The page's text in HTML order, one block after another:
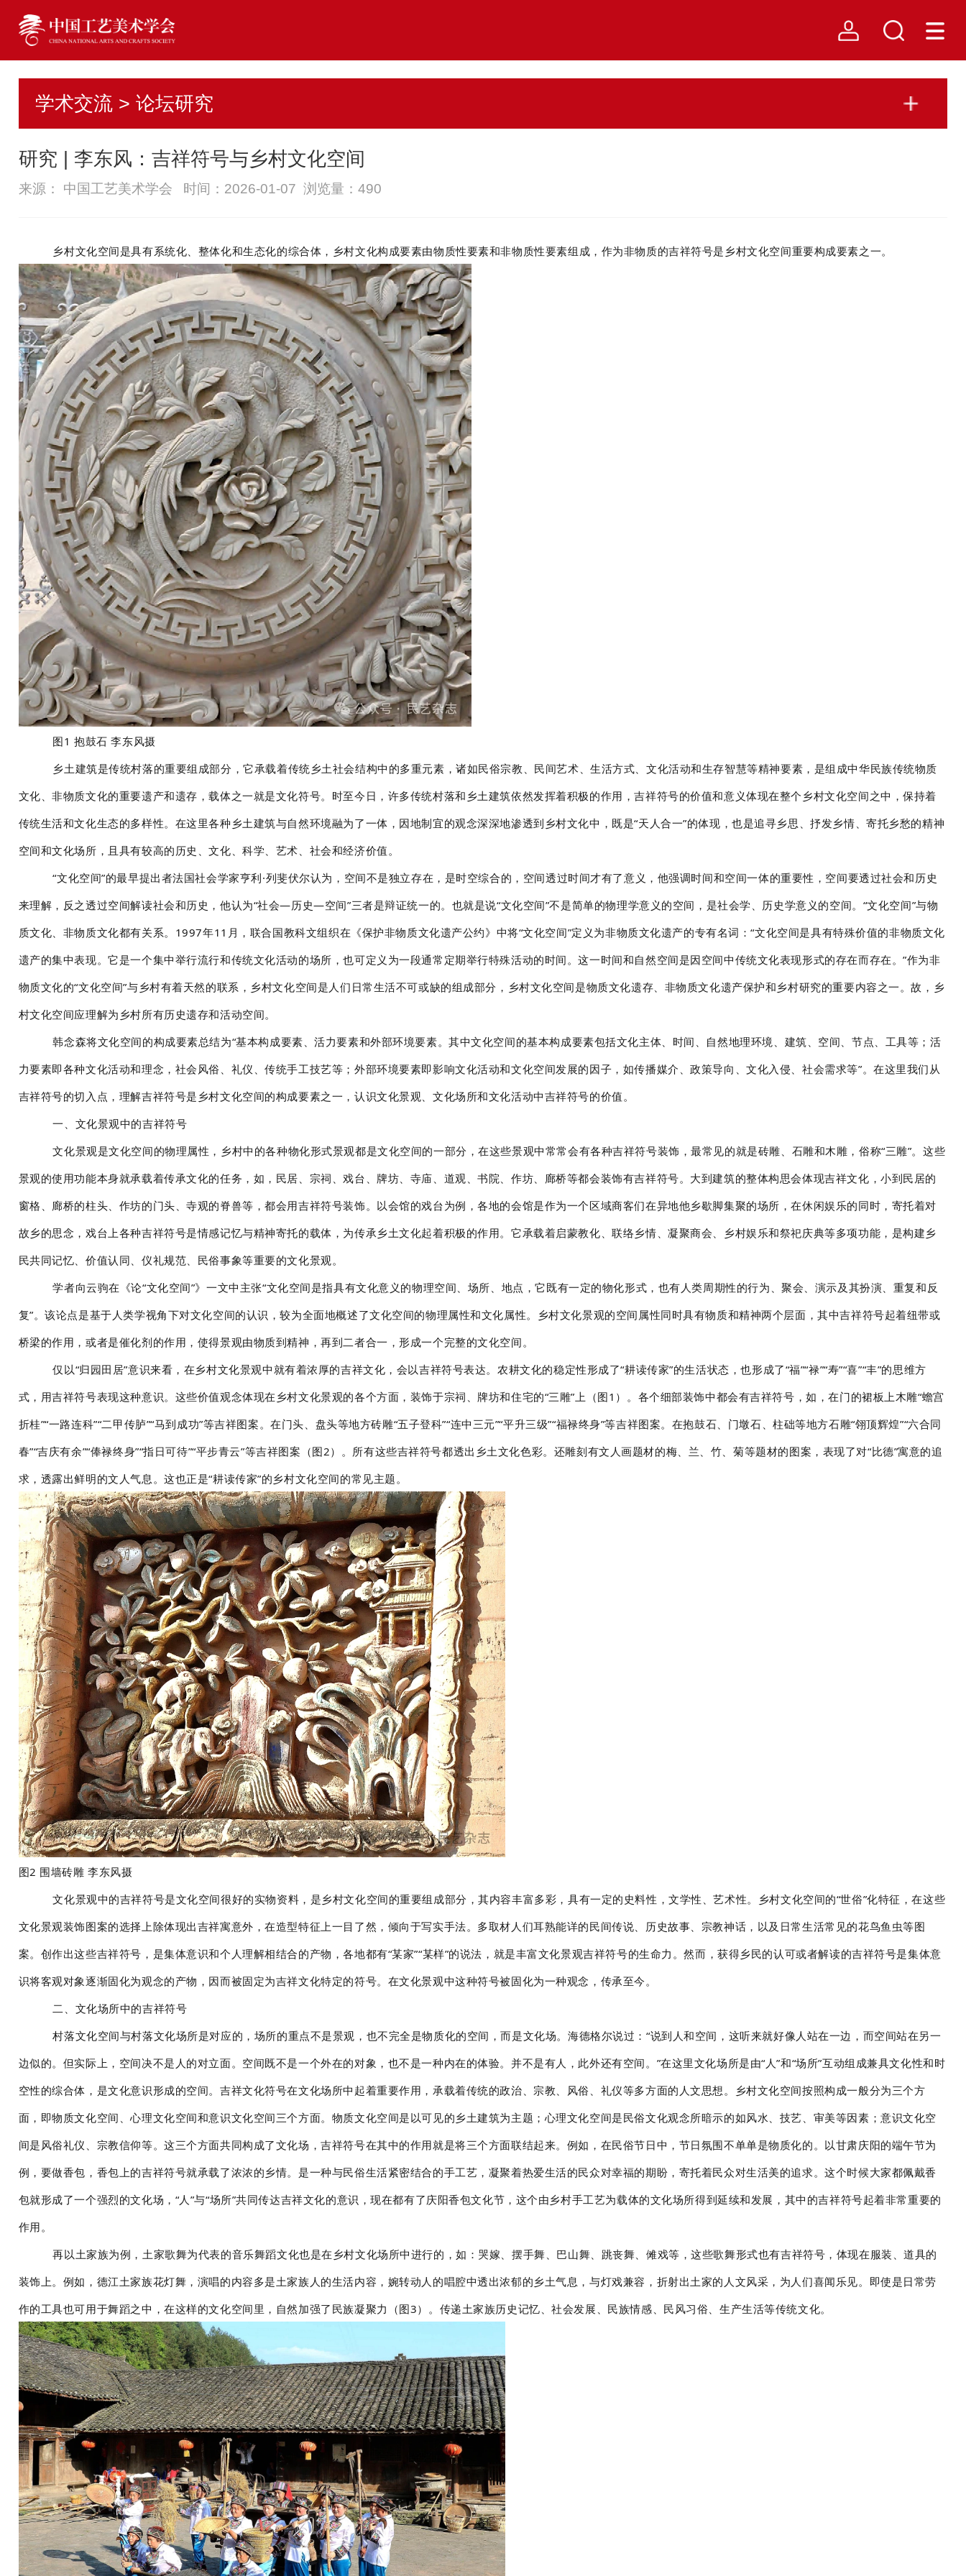
学术交流 > 论坛研究
研究 | 李东风：吉祥符号与乡村文化空间
来源： 中国工艺美术学会 时间：2026-01-07 浏览量： 490
乡村文化空间是具有系统化、整体化和生态化的综合体，乡村文化构成要素由物质性要素和非物质性要素组成，作为非物质的吉祥符号是乡村文化空间重要构成要素之一。
图1 抱鼓石 李东风摄
乡土建筑是传统村落的重要组成部分，它承载着传统乡土社会结构中的多重元素，诸如民俗宗教、民间艺术、生活方式、文化活动和生存智慧等精神要素，是组成中华民族传统物质
文化、非物质文化的重要遗产和遗存，载体之一就是文化符号。时至今日，许多传统村落和乡土建筑依然发挥着积极的作用，吉祥符号的价值和意义体现在整个乡村文化空间之中，保持着
传统生活和文化生态的多样性。在这里各种乡土建筑与自然环境融为了一体，因地制宜的观念深深地渗透到乡村文化中，既是“天人合一”的体现，也是追寻乡思、抒发乡情、寄托乡愁的精神
空间和文化场所，且具有较高的历史、文化、科学、艺术、社会和经济价值。
“文化空间”的最早提出者法国社会学家亨利·列斐伏尔认为，空间不是独立存在，是时空综合的，空间透过时间才有了意义，他强调时间和空间一体的重要性，空间要透过社会和历史
来理解，反之透过空间解读社会和历史，他认为“社会—历史—空间”三者是辩证统一的。也就是说“文化空间”不是简单的物理学意义的空间，是社会学、历史学意义的空间。“文化空间”与物
质文化、非物质文化都有关系。1997年11月，联合国教科文组织在《保护非物质文化遗产公约》中将“文化空间”定义为非物质文化遗产的专有名词：“文化空间是具有特殊价值的非物质文化
遗产的集中表现。它是一个集中举行流行和传统文化活动的场所，也可定义为一段通常定期举行特殊活动的时间。这一时间和自然空间是因空间中传统文化表现形式的存在而存在。”作为非
物质文化的“文化空间”与乡村有着天然的联系，乡村文化空间是人们日常生活不可或缺的组成部分，乡村文化空间是物质文化遗存、非物质文化遗产保护和乡村研究的重要内容之一。故，乡
村文化空间应理解为乡村所有历史遗存和活动空间。
韩念森将文化空间的构成要素总结为“基本构成要素、活力要素和外部环境要素。其中文化空间的基本构成要素包括文化主体、时间、自然地理环境、建筑、空间、节点、工具等；活
力要素即各种文化活动和理念，社会风俗、礼仪、传统手工技艺等；外部环境要素即影响文化活动和文化空间发展的因子，如传播媒介、政策导向、文化入侵、社会需求等”。在这里我们从
吉祥符号的切入点，理解吉祥符号是乡村文化空间的构成要素之一，认识文化景观、文化场所和文化活动中吉祥符号的价值。
一、文化景观中的吉祥符号
文化景观是文化空间的物理属性，乡村中的各种物化形式景观都是文化空间的一部分，在这些景观中常常会有各种吉祥符号装饰，最常见的就是砖雕、石雕和木雕，俗称“三雕”。这些
景观的使用功能本身就承载着传承文化的任务，如，民居、宗祠、戏台、牌坊、寺庙、道观、书院、作坊、廊桥等都会装饰有吉祥符号。大到建筑的整体构思会体现吉祥文化，小到民居的
窗格、廊桥的柱头、作坊的门头、寺观的脊兽等，都会用吉祥符号装饰。以会馆的戏台为例，各地的会馆是作为一个区域商客们在异地他乡歇脚集聚的场所，在休闲娱乐的同时，寄托着对
故乡的思念，戏台上各种吉祥符号是情感记忆与精神寄托的载体，为传承乡土文化起着积极的作用。它承载着启蒙教化、联络乡情、凝聚商会、乡村娱乐和祭祀庆典等多项功能，是构建乡
民共同记忆、价值认同、仪礼规范、民俗事象等重要的文化景观。
学者向云驹在《论“文化空间”》一文中主张“文化空间是指具有文化意义的物理空间、场所、地点，它既有一定的物化形式，也有人类周期性的行为、聚会、演示及其扮演、重复和反
复”。该论点是基于人类学视角下对文化空间的认识，较为全面地概述了文化空间的物理属性和文化属性。乡村文化景观的空间属性同时具有物质和精神两个层面，其中吉祥符号起着纽带或
桥梁的作用，或者是催化剂的作用，使得景观由物质到精神，再到二者合一，形成一个完整的文化空间。
仅以“归园田居”意识来看，在乡村文化景观中就有着浓厚的吉祥文化，会以吉祥符号表达。农耕文化的稳定性形成了“耕读传家”的生活状态，也形成了“福”“禄”“寿”“喜”“丰”的思维方
式，用吉祥符号表现这种意识。这些价值观念体现在乡村文化景观的各个方面，装饰于宗祠、牌坊和住宅的“三雕”上（图1） 。 各个细部装饰中都会有吉祥符号，如，在门的裙板上木雕“蟾宫
折桂”“一路连科”“二甲传胪”“马到成功”等吉祥图案。在门头、盘头等地方砖雕“五子登科”“连中三元”“平升三级”“福禄终身”等吉祥图案。在抱鼓石、门墩石、柱础等地方石雕“翎顶辉煌”“六合同
春”“吉庆有余”“俸禄终身”“指日可待”“平步青云”等吉祥图案 （图2） 。所有这些吉祥符号都透出乡土文化色彩。还雕刻有文人画题材的梅、兰、竹、菊等题材的图案，表现了对“比德”寓意的追
求，透露出鲜明的文人气息。这也正是“耕读传家”的乡村文化空间的常见主题。
图2 围墙砖雕 李东风摄
文化景观中的吉祥符号是文化空间很好的实物资料，是乡村文化空间的重要组成部分，其内容丰富多彩，具有一定的史料性，文学性、艺术性。乡村文化空间的“世俗”化特征，在这些
文化景观装饰图案的选择上除体现出吉祥寓意外，在造型特征上一目了然，倾向于写实手法。多取材人们耳熟能详的民间传说、历史故事、宗教神话，以及日常生活常见的花鸟鱼虫等图
案。创作出这些吉祥符号，是集体意识和个人理解相结合的产物，各地都有“某家”“某样”的说法，就是丰富文化景观吉祥符号的生命力。然而，获得乡民的认可或者解读的吉祥符号是集体意
识将客观对象逐渐固化为观念的产物，因而被固定为吉祥文化特定的符号。在文化景观中这种符号被固化为一种观念，传承至今。
二、文化场所中的吉祥符号
村落文化空间与村落文化场所是对应的，场所的重点不是景观，也不完全是物质化的空间，而是文化场。海德格尔说过：“说到人和空间，这听来就好像人站在一边，而空间站在另一
边似的。但实际上，空间决不是人的对立面。空间既不是一个外在的对象，也不是一种内在的体验。并不是有人，此外还有空间。”在这里文化场所是由“人”和“场所”互动组成兼具文化性和时
空性的综合体，是文化意识形成的空间。吉祥文化符号在文化场所中起着重要作用，承载着传统的政治、宗教、风俗、礼仪等多方面的人文思想。乡村文化空间按照构成一般分为三个方
面，即物质文化空间、心理文化空间和意识文化空间三个方面。物质文化空间是以可见的乡土建筑为主题；心理文化空间是民俗文化观念所暗示的如风水、技艺、审美等因素；意识文化空
间是风俗礼仪、宗教信仰等。这三个方面共同构成了文化场，吉祥符号在其中的作用就是将三个方面联结起来。例如，在民俗节日中，节日氛围不单单是物质化的。以甘肃庆阳的端午节为
例，要做香包，香包上的吉祥符号就承载了浓浓的乡情。是一种与民俗生活紧密结合的手工艺，凝聚着热爱生活的民众对幸福的期盼，寄托着民众对生活美的追求。这个时候大家都佩戴香
包就形成了一个强烈的文化场，“人”与“场所”共同传达吉祥文化的意识，现在都有了庆阳香包文化节，这个由乡村手工艺为载体的文化场所得到延续和发展，其中的吉祥符号起着非常重要的
作用。
再以土家族为例，土家歌舞为代表的音乐舞蹈文化也是在乡村文化场所中进行的，如：哭嫁、摆手舞、巴山舞、跳丧舞、傩戏等，这些歌舞形式也有吉祥符号，体现在服装、道具的
装饰上。例如，德江土家族花灯舞，演唱的内容多是土家族人的生活内容，婉转动人的唱腔中透出浓郁的乡土气息，与灯戏兼容，折射出土家的人文风采，为人们喜闻乐见。即使是日常劳
作的工具也可用于舞蹈之中，在这样的文化空间里，自然加强了民族凝聚力 （图3） 。传递土家族历史记忆、社会发展、民族情感、民风习俗、生产生活等传统文化。